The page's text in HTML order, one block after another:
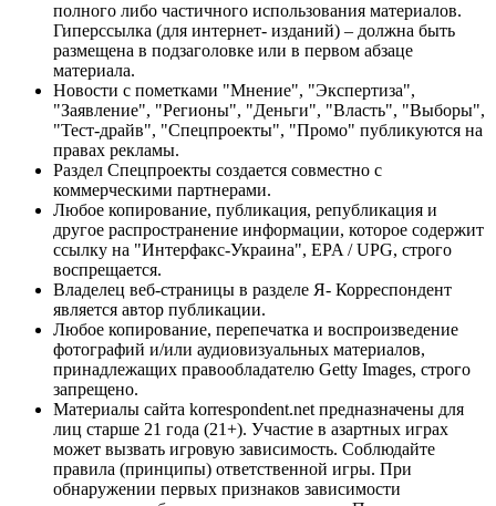
полного либо частичного использования материалов.
Гиперссылка (для интернет- изданий) – должна быть
размещена в подзаголовке или в первом абзаце
материала.
Новости с пометками "Мнение", "Экспертиза",
"Заявление", "Регионы", "Деньги", "Власть", "Выборы",
"Тест-драйв", "Спецпроекты", "Промо" публикуются на
правах рекламы.
Раздел Спецпроекты создается совместно с
коммерческими партнерами.
Любое копирование, публикация, републикация и
другое распространение информации, которое содержит
ссылку на "Интерфакс-Украина", EPA / UPG, строго
воспрещается.
Владелец веб-страницы в разделе Я- Корреспондент
является автор публикации.
Любое копирование, перепечатка и воспроизведение
фотографий и/или аудиовизуальных материалов,
принадлежащих правообладателю Getty Images, строго
запрещено.
Материалы сайта korrespondent.net предназначены для
лиц старше 21 года (21+). Участие в азартных играх
может вызвать игровую зависимость. Соблюдайте
правила (принципы) ответственной игры. При
обнаружении первых признаков зависимости